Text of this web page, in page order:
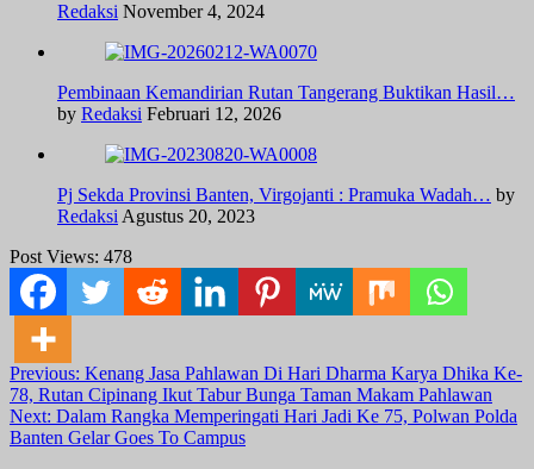
Redaksi November 4, 2024
Pembinaan Kemandirian Rutan Tangerang Buktikan Hasil…
by Redaksi Februari 12, 2026
Pj Sekda Provinsi Banten, Virgojanti : Pramuka Wadah… by
Redaksi Agustus 20, 2023
Post Views: 478
Post
navigation
Previous: Kenang Jasa Pahlawan Di Hari Dharma Karya Dhika Ke-
78, Rutan Cipinang Ikut Tabur Bunga Taman Makam Pahlawan
Next: Dalam Rangka Memperingati Hari Jadi Ke 75, Polwan Polda
Banten Gelar Goes To Campus